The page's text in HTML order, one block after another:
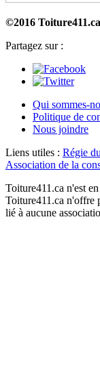
©2016 Toiture411.ca
Partagez sur :
Qui sommes-
Politique de
Nous joindre
Liens utiles : Régie
Association de la
Toiture411.ca n'est
Toiture411.ca n'offre
lié à aucune